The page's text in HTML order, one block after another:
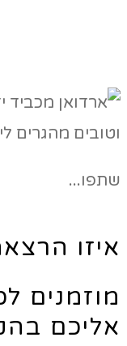
שתפו...
איזו
מוזמנים
אליכם